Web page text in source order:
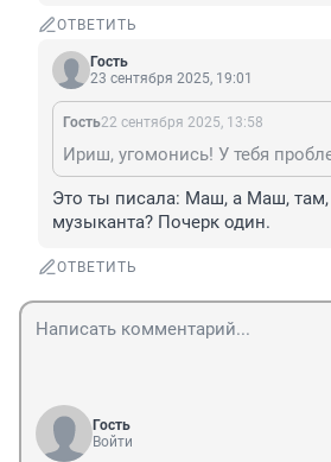
ОТВЕТИТЬ
Гость
23 сентября 2025, 19:01
Гость22 сентября 2025, 13:58
Это ты писала: Маш, а Маш, там,
музыканта? Почерк один.
ОТВЕТИТЬ
Гость
Войти